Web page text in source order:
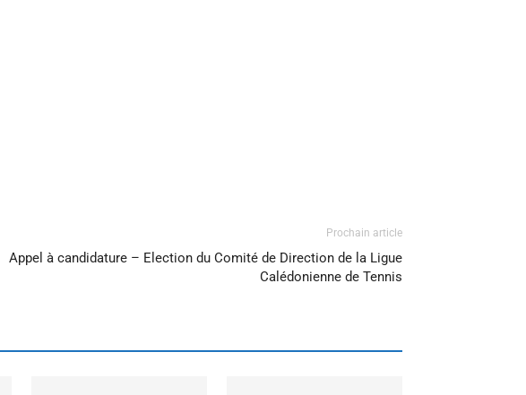
Prochain article
Appel à candidature – Election du Comité de Direction de la Ligue
Calédonienne de Tennis